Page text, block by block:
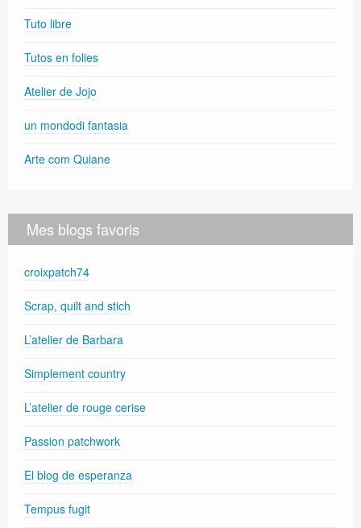
Tuto libre
Tutos en folies
Atelier de Jojo
un mondodi fantasia
Arte com Quiane
Mes blogs favoris
croixpatch74
Scrap, quilt and stich
L’atelier de Barbara
Simplement country
L’atelier de rouge cerise
Passion patchwork
El blog de esperanza
Tempus fugit